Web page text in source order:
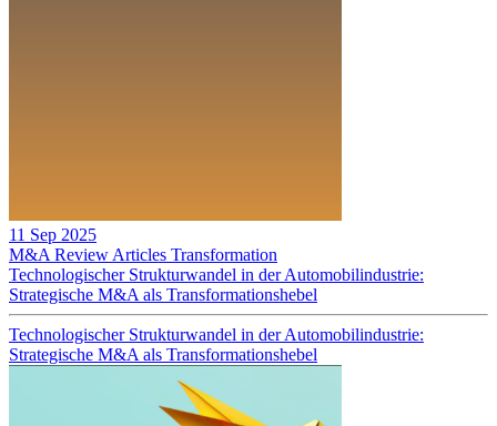
11 Sep 2025
M&A Review Articles Transformation
Technologischer Strukturwandel in der Automobilindustrie:
Strategische M&A als Transformationshebel
Technologischer Strukturwandel in der Automobilindustrie:
Strategische M&A als Transformationshebel